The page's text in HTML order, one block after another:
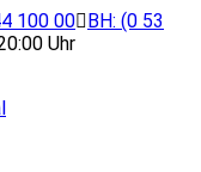
100 00 BH: (0 53
Uhr